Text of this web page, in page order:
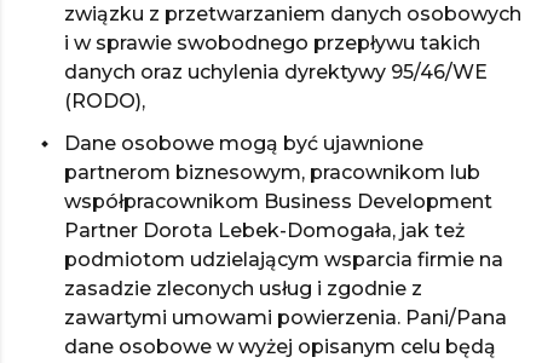
związku z przetwarzaniem danych osobowych
i w sprawie swobodnego przepływu takich
danych oraz uchylenia dyrektywy 95/46/WE
(RODO),
Dane osobowe mogą być ujawnione
partnerom biznesowym, pracownikom lub
współpracownikom Business Development
Partner Dorota Lebek-Domogała, jak też
podmiotom udzielającym wsparcia firmie na
zasadzie zleconych usług i zgodnie z
zawartymi umowami powierzenia. Pani/Pana
dane osobowe w wyżej opisanym celu będą